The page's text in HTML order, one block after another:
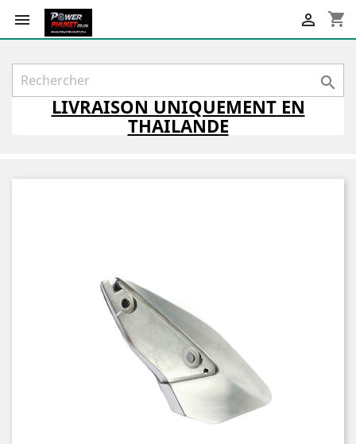
 shopping_cart


LIVRAISON UNIQUEMENTEN
THAILANDE